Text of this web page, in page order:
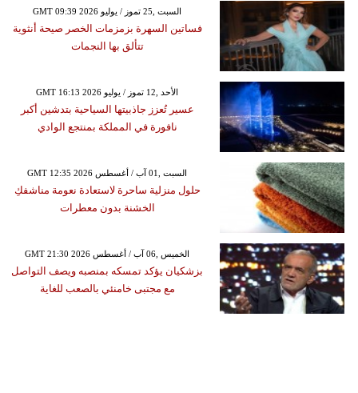
GMT 09:39 2026 السبت ,25 تموز / يوليو
فساتين السهرة بزمزمات الخصر صيحة أنثوية
تتألق بها النجمات
GMT 16:13 2026 الأحد ,12 تموز / يوليو
عسير تُعزز جاذبيتها السياحية بتدشين أكبر
نافورة في المملكة بمنتجع الوادي
GMT 12:35 2026 السبت ,01 آب / أغسطس
حلول منزلية ساحرة لاستعادة نعومة مناشفكِ
الخشنة بدون معطرات
GMT 21:30 2026 الخميس ,06 آب / أغسطس
بزشكيان يؤكد تمسكه بمنصبه ويصف التواصل
مع مجتبى خامنئي بالصعب للغاية